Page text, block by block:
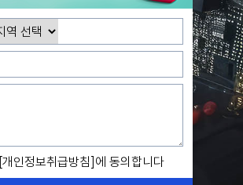
[개인정보취급방침] 에 동의합니다